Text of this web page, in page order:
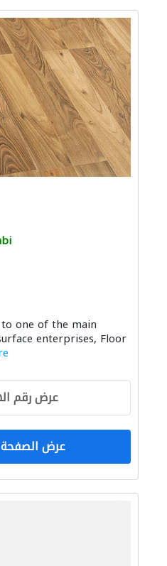
one of the main
enterprises, Floor
عرض رقم
عرض